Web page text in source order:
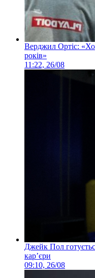
Верджил Ортіс:
років»
11:22, 26/08
Джейк Пол
кар’єри
09:10, 26/08